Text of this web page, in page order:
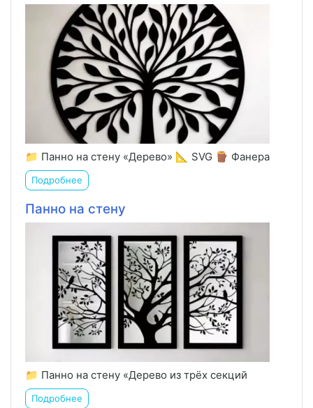
📁 Панно на стену «Дерево» 📐 SVG 🪵 Фанера
Подробнее
Панно на стену
📁 Панно на стену «Дерево из трёх секций
Подробнее